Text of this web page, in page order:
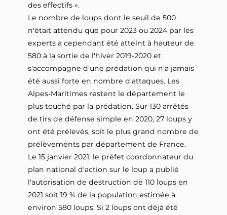
des effectifs ».
Le nombre de loups dont le seuil de 500
n'était attendu que pour 2023 ou 2024 par les
experts a cependant été atteint à hauteur de
580 à la sortie de l'hiver 2019-2020 et
s'accompagne d'une prédation qui n'a jamais
été aussi forte en nombre d'attaques. Les
Alpes-Maritimes restent le département le
plus touché par la prédation. Sur 130 arrêtés
de tirs de défense simple en 2020, 27 loups y
ont été prélevés, soit le plus grand nombre de
prélèvements par département de France.
Le 15 janvier 2021, le préfet coordonnateur du
plan national d'action sur le loup a publié
l'autorisation de destruction de 110 loups en
2021 soit 19 % de la population estimée à
environ 580 loups. Si 2 loups ont déjà été